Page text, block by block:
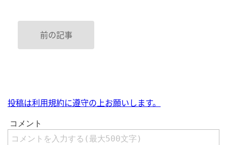
前の記事
投稿は利用規約に遵守の上お願いします。